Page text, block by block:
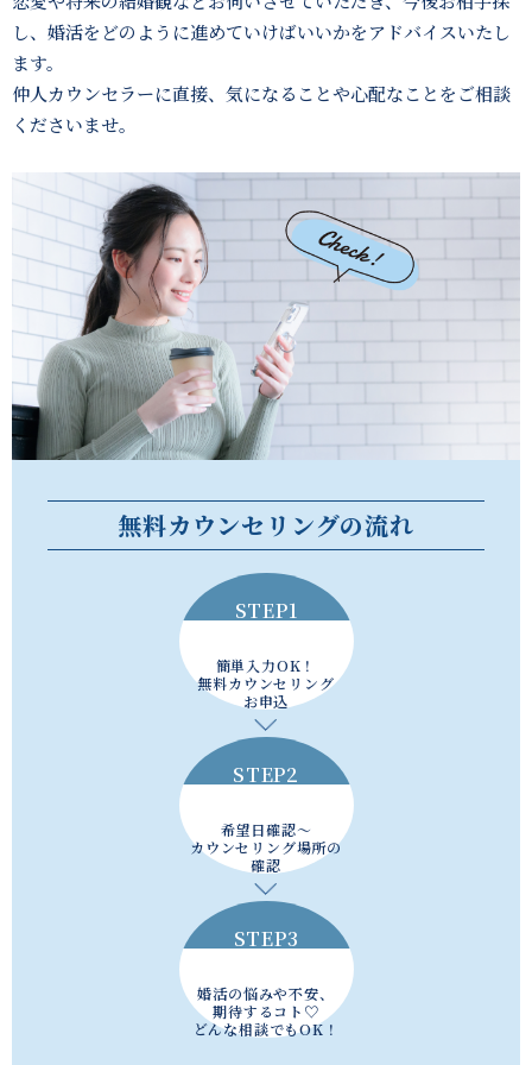
し、婚活をどのように進めていけばいいかをアドバイスいたし
ます。
仲人カウンセラーに直接、気になることや心配なことをご相談
くださいませ。
無料カウンセリングの流れ
STEP1
簡単入力OK！
無料カウンセリング
お申込
STEP2
希望日確認～
カウンセリング場所の
確認
STEP3
婚活の悩みや不安、
期待するコト♡
どんな相談でもOK！